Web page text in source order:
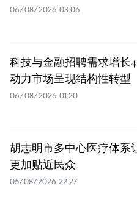
06/08/2026 03:06
科技与金融招聘需求增长
动力市场呈现结构性转型
06/08/2026 01:20
胡志明市多中心医疗体系
更加贴近民众
05/08/2026 22:27